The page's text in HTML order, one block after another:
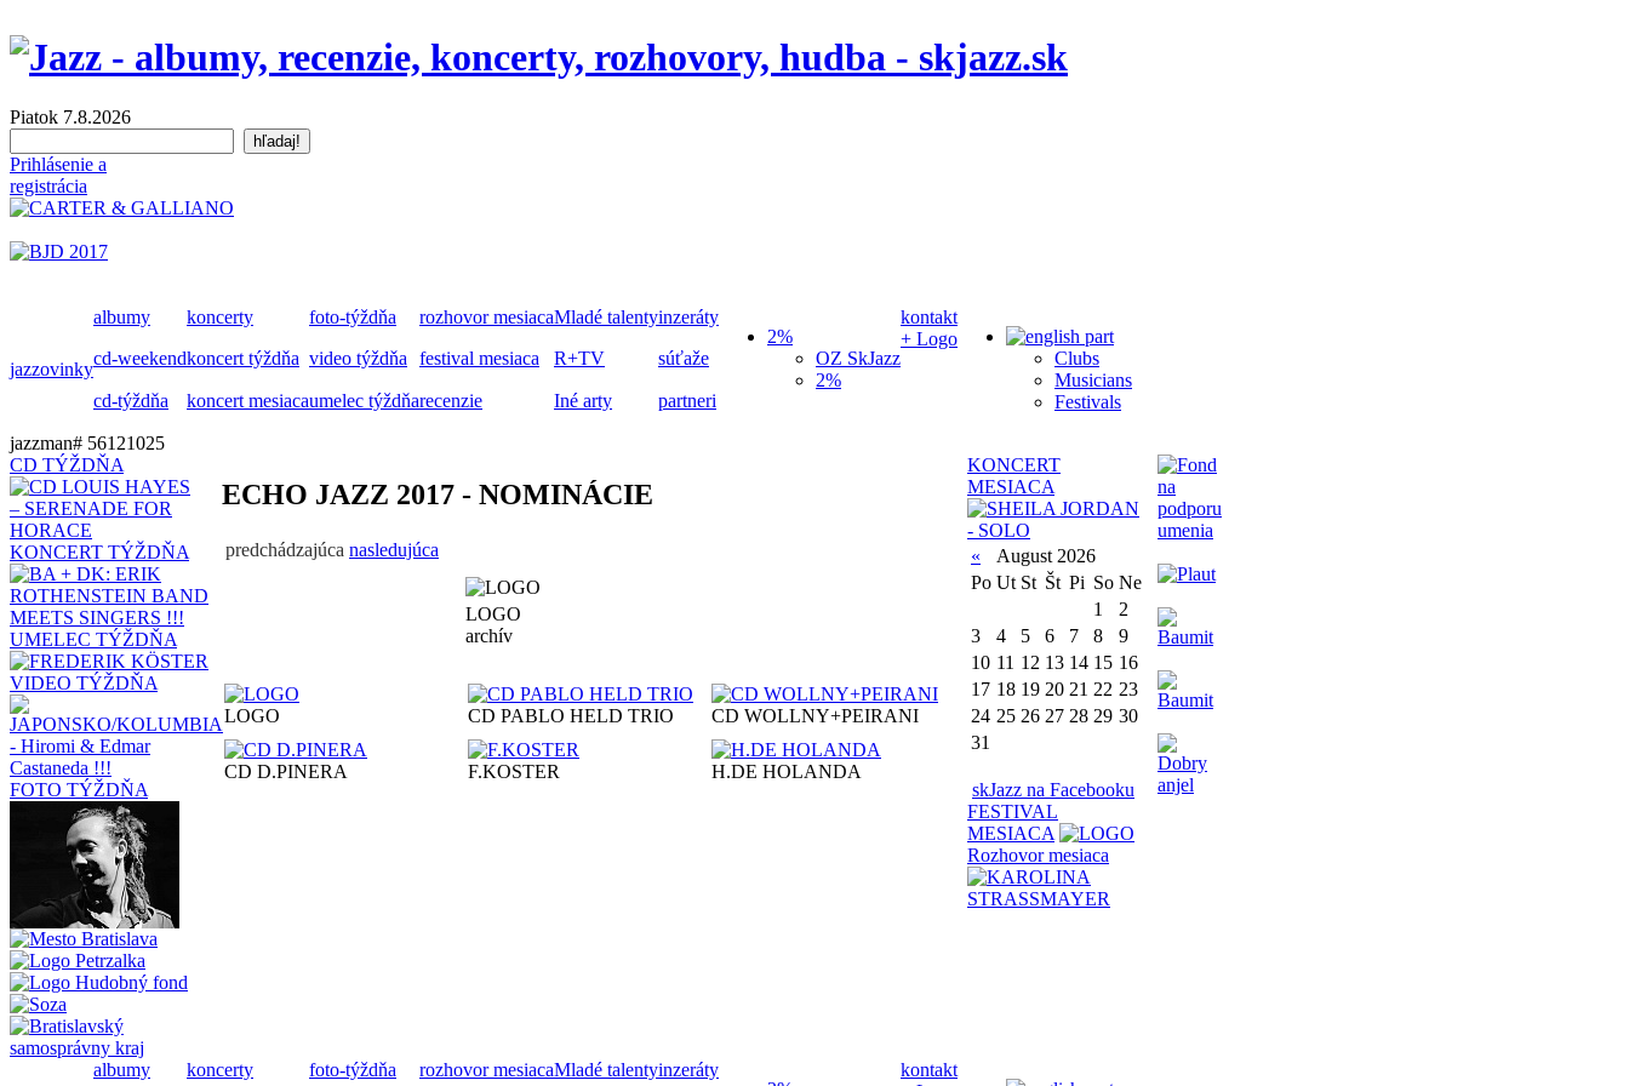
Piatok 7.8.2026
Prihlásenie a
registrácia
jazzovinky
albumy koncerty foto-týždňa rozhovor mesiacaMladé talentyinzeráty
2%
OZ SkJazz
2%
kontakt
+ Logo
Clubs
Musicians
Festivals
cd-weekendkoncert týždňa video týždňa festival mesiaca R+TV súťaže
cd-týždňa koncert mesiacaumelec týždňarecenzie Iné arty partneri
jazzman# 56121025
CD TÝŽDŇA
KONCERT TÝŽDŇA
UMELEC TÝŽDŇA
VIDEO TÝŽDŇA
FOTO TÝŽDŇA
ECHO JAZZ 2017 - NOMINÁCIE
predchádzajúca nasledujúca
LOGO
archív
LOGO CD PABLO HELD TRIO CD WOLLNY+PEIRANI
CD D.PINERA F.KOSTER H.DE HOLANDA
KONCERT
MESIACA
«
August 2026
Po Ut St Št Pi So Ne
1
2
3
4 5 6 7 8
9
10 11 12 13 14 15 16
17 18 19 20 21 22 23
24 25 26 27 28 29 30
31
skJazz na Facebooku
FESTIVAL
MESIACA
Rozhovor mesiaca
albumy koncerty foto-týždňa rozhovor mesiacaMladé talentyinzeráty
kontakt